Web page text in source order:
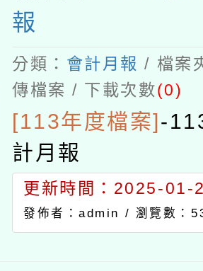
報
分類： 會計月報 / 檔案
傳檔案 / 下載次數(0)
[113年度檔案] -
計月報
更新時間：2025-01-
發佈者：admin / 瀏覽數：